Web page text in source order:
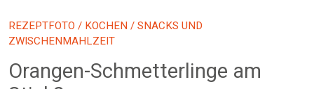
REZEPTFOTO / KOCHEN / SNACKS UND
ZWISCHENMAHLZEIT
Orangen-Schmetterlinge am